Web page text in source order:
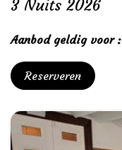
3 Nuits 2026
Aanbod geldig voor :
Reserveren